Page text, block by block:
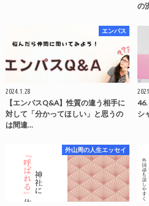
の
エンパス
2024.1.28
【エンパスQ&A】性質の違う相手に
対して「分かってほしい」と思うの
は間違…
46.
シ
外山周の人生エッセイ